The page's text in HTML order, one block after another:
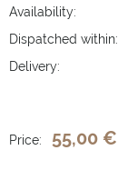
Availability:
Dispatched within:
Delivery:
Price: 55,00 €